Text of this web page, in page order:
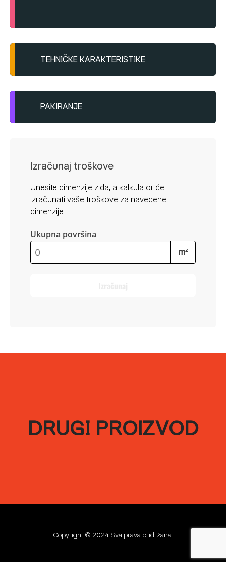
TEHNIČKE KARAKTERISTIKE
+35°C.
Potrošnja: 0,3 kg/m2 u dvije sloja.
pogodnim uvjetima.okruženju.
PAKIRANJE
5/1
Izračunaj troškove
Unesite dimenzije zida, a kalkulator će
izračunati vaše troškove za navedene
dimenzije.
Ukupna površina
m²
DRUGI PROIZVOD
Copyright © 2024 Sva prava pridržana.